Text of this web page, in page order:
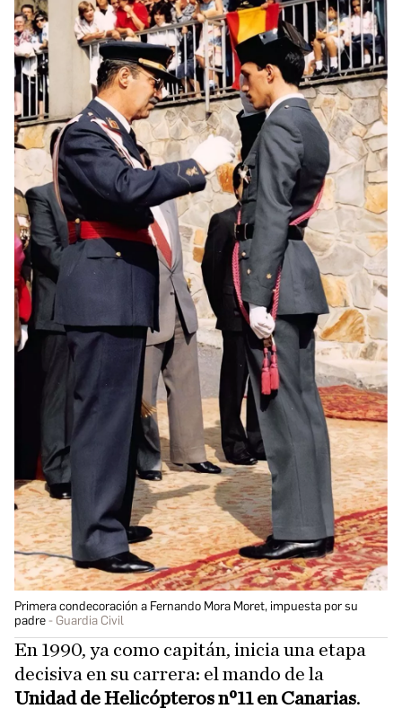
Primera condecoración a Fernando Mora Moret, impuesta por su
padre
Guardia Civil
En 1990, ya como capitán, inicia una etapa
decisiva en su carrera: el mando de la
Unidad de Helicópteros nº11 en Canarias.